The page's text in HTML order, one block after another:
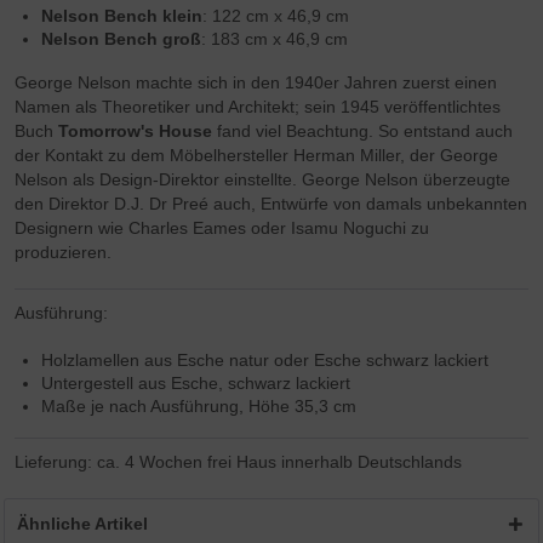
Nelson Bench klein: 122 cm x 46,9 cm
Nelson Bench groß: 183 cm x 46,9 cm
George Nelson machte sich in den 1940er Jahren zuerst einen
Namen als Theoretiker und Architekt; sein 1945 veröffentlichtes
BuchTomorrow's House fand viel Beachtung. So entstand auch
der Kontakt zu dem Möbelhersteller Herman Miller, der George
Nelson als Design-Direktor einstellte. George Nelson überzeugte
den Direktor D.J. Dr Preé auch, Entwürfe von damals unbekannten
Designern wie Charles Eames oder Isamu Noguchi zu
produzieren.
Ausführung:
Holzlamellen aus Esche natur oder Esche schwarz lackiert
Untergestell aus Esche, schwarz lackiert
Maße je nach Ausführung, Höhe 35,3 cm
Lieferung: ca. 4 Wochen frei Haus innerhalb Deutschlands
Ähnliche Artikel